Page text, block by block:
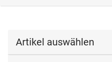
Artikel auswählen